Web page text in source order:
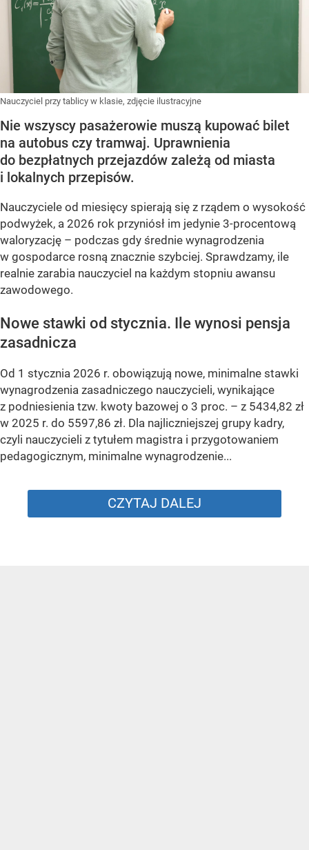
Nauczyciel przy tablicy w klasie, zdjęcie ilustracyjne
Nie wszyscy pasażerowie muszą kupować bilet
na autobus czy tramwaj. Uprawnienia
do bezpłatnych przejazdów zależą od miasta
i lokalnych przepisów.
Nauczyciele od miesięcy spierają się z rządem o wysokość
podwyżek, a 2026 rok przyniósł im jedynie 3-procentową
waloryzację – podczas gdy średnie wynagrodzenia
w gospodarce rosną znacznie szybciej. Sprawdzamy, ile
realnie zarabia nauczyciel na każdym stopniu awansu
zawodowego.
Nowe stawki od stycznia. Ile wynosi pensja
zasadnicza
Od 1 stycznia 2026 r. obowiązują nowe, minimalne stawki
wynagrodzenia zasadniczego nauczycieli, wynikające
z podniesienia tzw. kwoty bazowej o 3 proc. – z 5434,82 zł
w 2025 r. do 5597,86 zł. Dla najliczniejszej grupy kadry,
czyli nauczycieli z tytułem magistra i przygotowaniem
pedagogicznym, minimalne wynagrodzenie...
CZYTAJ DALEJ